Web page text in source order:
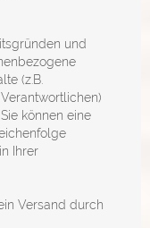
und
(z.B.
können eine
Ihrer
Versand durch